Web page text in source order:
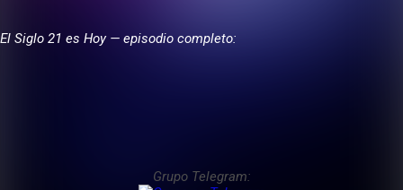
El Siglo 21 es Hoy — episodio completo:
Grupo Telegram: